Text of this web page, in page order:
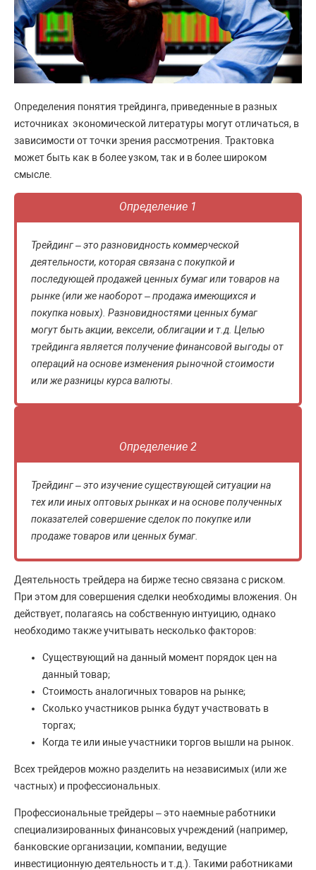
Определения понятия трейдинга, приведенные в разных
источниках экономической литературы могут отличаться, в
зависимости от точки зрения рассмотрения. Трактовка
может быть как в более узком, так и в более широком
смысле.
Определение 1
Трейдинг – это разновидность коммерческой
деятельности, которая связана с покупкой и
последующей продажей ценных бумаг или товаров на
рынке (или же наоборот – продажа имеющихся и
покупка новых). Разновидностями ценных бумаг
могут быть акции, вексели, облигации и т.д. Целью
трейдинга является получение финансовой выгоды от
операций на основе изменения рыночной стоимости
или же разницы курса валюты.
Определение 2
Трейдинг – это изучение существующей ситуации на
тех или иных оптовых рынках и на основе полученных
показателей совершение сделок по покупке или
продаже товаров или ценных бумаг.
Деятельность трейдера на бирже тесно связана с риском.
При этом для совершения сделки необходимы вложения. Он
действует, полагаясь на собственную интуицию, однако
необходимо также учитывать несколько факторов:
Существующий на данный момент порядок цен на
данный товар;
Стоимость аналогичных товаров на рынке;
Сколько участников рынка будут участвовать в
торгах;
Когда те или иные участники торгов вышли на рынок.
Всех трейдеров можно разделить на независимых (или же
частных) и профессиональных.
Профессиональные трейдеры – это наемные работники
специализированных финансовых учреждений (например,
банковские организации, компании, ведущие
инвестиционную деятельность и т.д.). Такими работниками